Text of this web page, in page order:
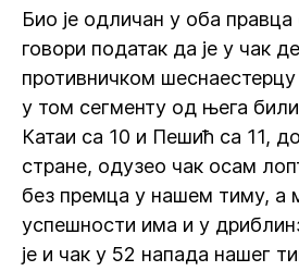
Био је одличан у оба
говори податак да је у чак
противничком
у том сегменту од њега
Катаи са 10 и Пешић са 11,
стране, одузео чак осам
без премца у нашем тиму, а
успешности има и у
је и чак у 52 напада нашег